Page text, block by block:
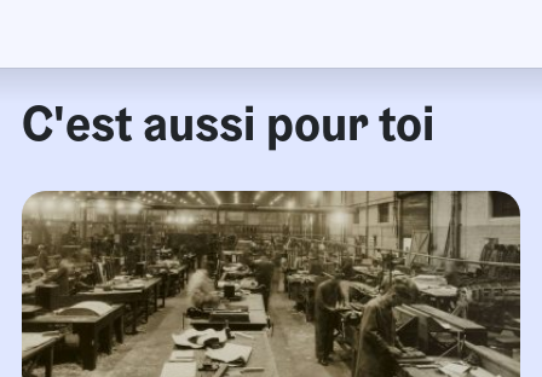
C'est aussi pour toi